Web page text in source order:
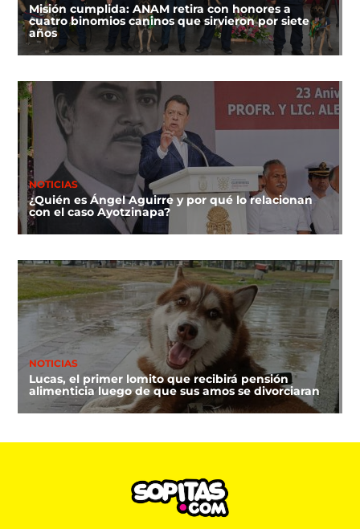
Misión cumplida: ANAM retira con honores a
cuatro binomios caninos que sirvieron por siete
años
NOTICIAS
¿Quién es Ángel Aguirre y por qué lo relacionan
con el caso Ayotzinapa?
NOTICIAS
Lucas, el primer lomito que recibirá pensión
alimenticia luego de que sus amos se divorciaran